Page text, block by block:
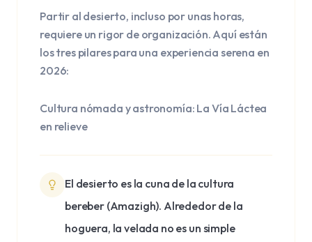
Partir al desierto, incluso por unas horas,
requiere un rigor de organización. Aquí están
los tres pilares para una experiencia serena en
2026:
Cultura nómada y astronomía: La Vía Láctea
en relieve
El desierto es la cuna de la cultura
bereber (Amazigh). Alrededor de la
hoguera, la velada no es un simple